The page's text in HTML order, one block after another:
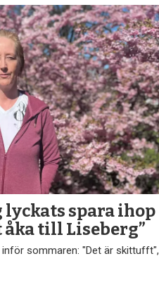
lyckats spara ihop
åka till Liseberg”
sommaren: "Det är skittufft",